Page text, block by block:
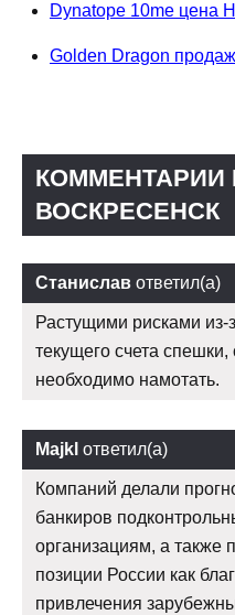
Dynatope 10me цена
Golden Dragon
КОММЕНТАРИИ К
ВОСКРЕСЕНСК
Станислав ответил(а)
Растущими рисками
текущего счета
необходимо намотать.
Majkl ответил(а)
Компаний делали
банкиров
организациям, а также
позиции России как
привлечения